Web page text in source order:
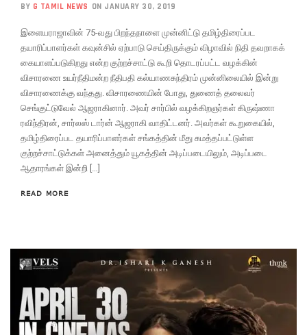
BY G TAMIL NEWS ON JANUARY 30, 2019
இளையராஜாவின் 75-வது பிறந்தநாளை முன்னிட்டு தமிழ்திரைப்பட
தயாரிப்பாளர்கள் கவுன்சில் ஏற்பாடு செய்திருக்கும் விழாவில் நிதி தவறாகக்
கையாளப்படுகிறது என்ற குற்றச்சாட்டு கூறி தொடரப்பட்ட வழக்கின்
விசாரணை உயர்நீதிமன்ற நீதிபதி கல்யாணசுந்திரம் முன்னிலையில் இன்று
விசாரணைக்கு வந்தது. விசாரணையின் போது, துணைத் தலைவர்
செங்குட்டுவேல் ஆஜராகினார். அவர் சார்பில் வழக்கிறஞர்கள் கிருஷ்ணா
ரவிந்திரன், சார்லஸ் டார்ன் ஆஜராகி வாதிட்டனர். அவர்கள் கூறுகையில்,
தமிழ்திரைப்பட தயாரிப்பாளர்கள் சங்கத்தின் மீது சுமத்தப்பட்டுள்ள
குற்றச்சாட்டுக்கள் அனைத்தும் யூகத்தின் அடிப்படையிலும், அடிப்படை
ஆதாரங்கள் இன்றி […]
READ MORE